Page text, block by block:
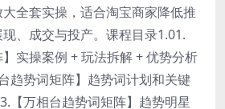
全套实操，适合淘宝商家降低推
、成交与投产。课程目录1.01.
】实操案例 + 玩法拆解 + 优势分析
趋势词矩阵】趋势词计划和关键
【万相台趋势词矩阵】趋势明星